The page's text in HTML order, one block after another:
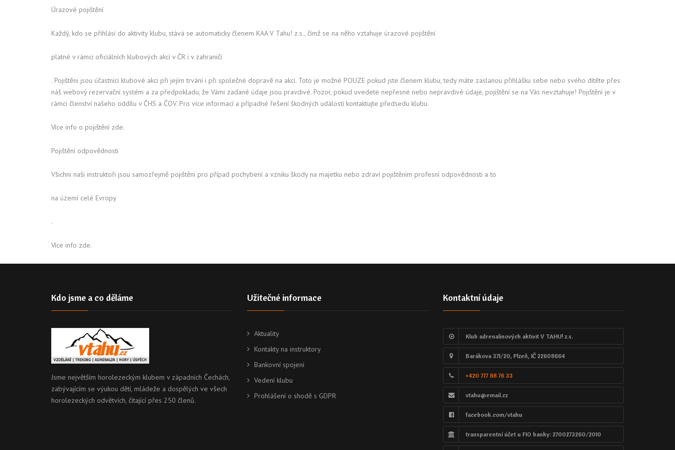
Úrazové pojištění
Každý, kdo se přihlásí do aktivity klubu, stává se automaticky členem KAA V Tahu! z.s., čímž se na něho vztahuje úrazové pojištění
platné v rámci oficiálních klubových akcí v ČR i v zahraničí
. Pojištěni jsou účastníci klubové akci při jejím trvání i při společné dopravě na akci. Toto je možné POUZE pokud jste členem klubu, tedy máte zaslanou přihlášku sebe nebo svého dítěte přes
náš webový rezervační systém a za předpokladu, že Vámi zadané údaje jsou pravdivé. Pozor, pokud uvedete nepřesné nebo nepravdivé údaje, pojištění se na Vás nevztahuje! Pojištění je v
rámci členství našeho oddílu v ČHS a ČOV. Pro více informací a případné řešení škodných událostí kontaktujte předsedu klubu.
Více info o pojištění zde.
Pojištění odpovědnosti
Všichni naši instruktoři jsou samozřejmě pojištěni pro případ pochybení a vzniku škody na majetku nebo zdraví pojištěním profesní odpovědnosti a to
na území celé Evropy
.
Více info zde.
Kdo jsme a co děláme
Jsme největším horolezeckým klubem v západních Čechách,
zabývajícím se výukou dětí, mládeže a dospělých ve všech
horolezeckých odvětvích, čítající přes 250 členů.
Užitečné informace
Aktuality
Kontakty na instruktory
Bankovní spojení
Vedení klubu
Prohlášení o shodě s GDPR
Kontaktní údaje
Klub adrenalinových aktivit V TAHU! z.s.
Barákova 371/20, Plzeň, IČ 22608664
+420 777 88 76 33
vtahu@email.cz
facebook.com/vtahu
transparentní účet u FIO banky: 2700273260/2010